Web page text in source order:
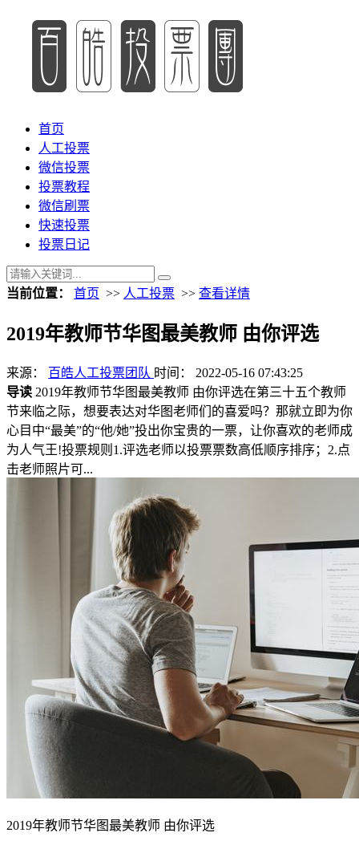
首页
人工投票
微信投票
投票教程
微信刷票
快速投票
投票日记
当前位置： 首页 >> 人工投票 >> 查看详情
2019年教师节华图最美教师 由你评选
来源： 百皓人工投票团队 时间： 2022-05-16 07:43:25
导读 2019年教师节华图最美教师 由你评选在第三十五个教师
节来临之际，想要表达对华图老师们的喜爱吗？那就立即为你
心目中“最美”的“他/她”投出你宝贵的一票，让你喜欢的老师成
为人气王!投票规则1.评选老师以投票票数高低顺序排序；2.点
击老师照片可...
2019年教师节华图最美教师 由你评选